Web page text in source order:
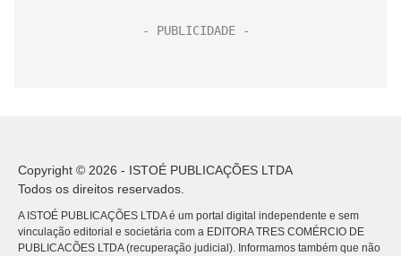
Copyright © 2026 - ISTOÉ PUBLICAÇÕES LTDA
Todos os direitos reservados.
A ISTOÉ PUBLICAÇÕES LTDA é um portal digital independente e sem
vinculação editorial e societária com a EDITORA TRES COMÉRCIO DE
PUBLICACÕES LTDA (recuperação judicial). Informamos também que não